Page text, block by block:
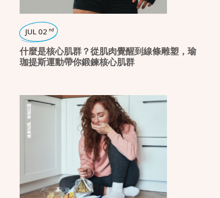
JUL 02 nd
什麼是核心肌群？從肌肉覺醒到線條雕塑，瑜
珈提斯運動帶你鍛鍊核心肌群
健康知識
瑜珈話題